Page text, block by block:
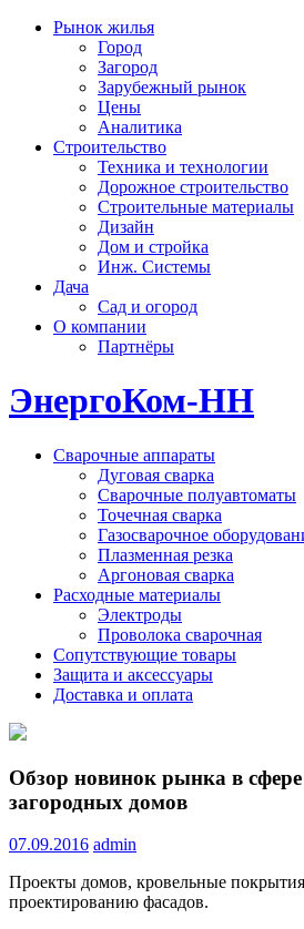
Рынок жилья
Город
Загород
Зарубежный рынок
Цены
Аналитика
Строительство
Техника и технологии
Дорожное строительство
Строительные материалы
Дизайн
Дом и стройка
Инж. Системы
Дача
Сад и огород
О компании
Партнёры
ЭнергоКом-НН
Сварочные аппараты
Дуговая сварка
Сварочные полуавтоматы
Точечная сварка
Газосварочное
Плазменная резка
Аргоновая сварка
Расходные материалы
Электроды
Проволока сварочная
Сопутствующие товары
Защита и аксессуары
Доставка и оплата
Обзор новинок рынка в
загородных домов
07.09.2016 admin
Проекты домов, кровельные
проектированию фасадов.